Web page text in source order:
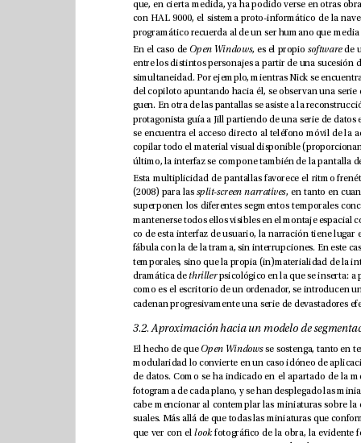
Open Windows software
split-screen narratives
dramática de thriller
El hecho de que Open Windows
look